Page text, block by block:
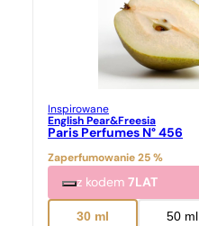
Inspirowane
English Pear&Freesia
Paris Perfumes N° 456
Zaperfumowanie 25 %
z kodem7LAT
30 ml 50 ml